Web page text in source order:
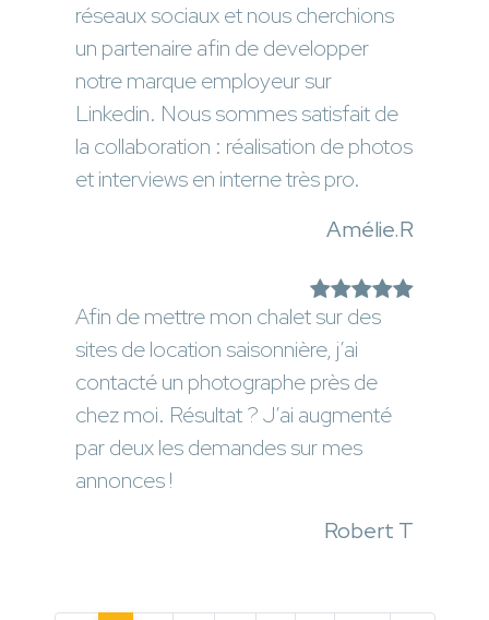
réseaux sociaux et nous cherchions
un partenaire afin de developper
notre marque employeur sur
Linkedin. Nous sommes satisfait de
la collaboration : réalisation de photos
et interviews en interne très pro.
Amélie.R
Afin de mettre mon chalet sur des
sites de location saisonnière, j’ai
contacté un photographe près de
chez moi. Résultat ? J’ai augmenté
par deux les demandes sur mes
annonces !
Robert T